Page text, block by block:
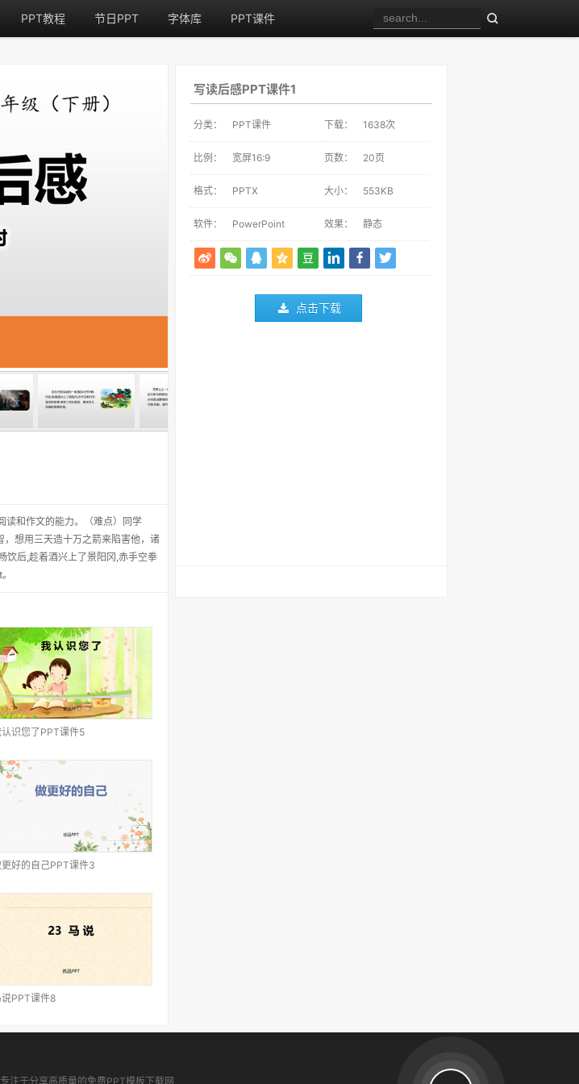
PPT教程 节日PPT 字体库 PPT课件
写读后感PPT课件1
分类： PPT课件 下载： 1638次
比例： 宽屏16:9 页数： 20页
格式： PPTX 大小： 553KB
软件： PowerPoint 效果： 静态
点击下载
读和作文的能力。（难点）同学
想用三天造十万之箭来陷害他，诸
饮后,趁着酒兴上了景阳冈,赤手空拳
。
识您了PPT课件5
好的自己PPT课件3
PPT课件8
注于分享高质量的免费PPT模板下载网